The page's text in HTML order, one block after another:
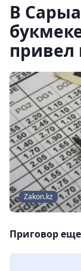
В
привел
Zakon.kz
Приговор